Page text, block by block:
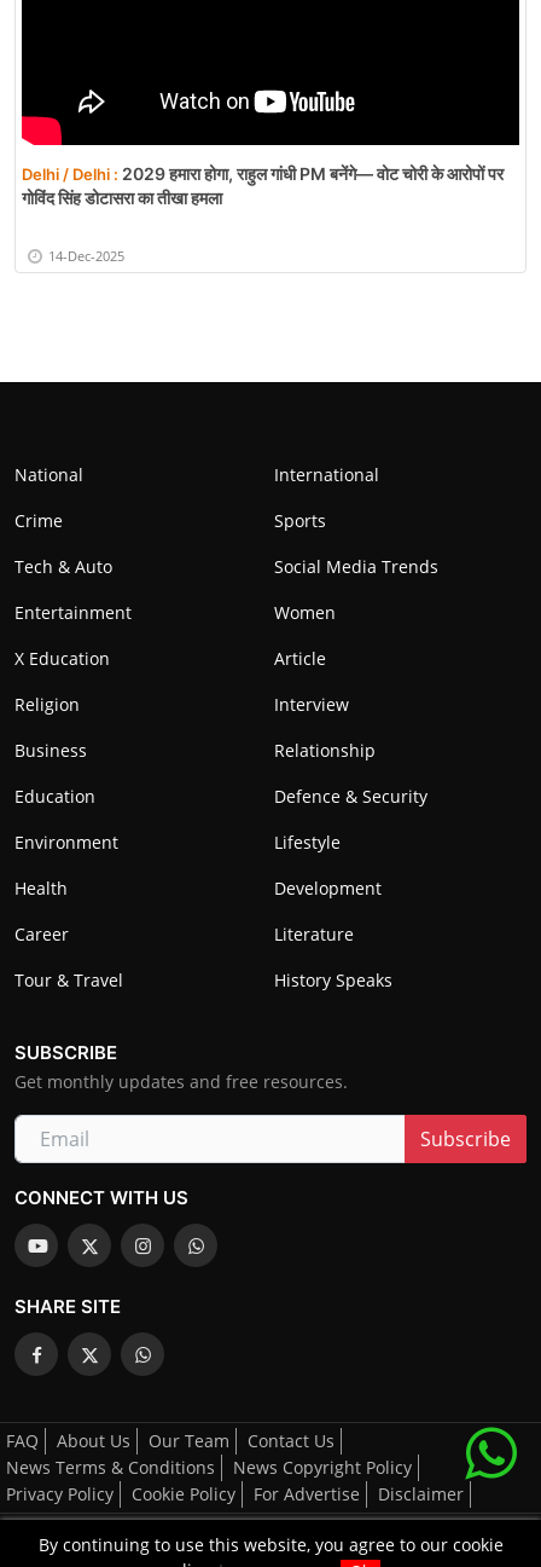
Delhi / Delhi : 2029 हमारा होगा, राहुल गांधी PM बनेंगे— वोट चोरी के आरोपों पर
गोविंद सिंह डोटासरा का तीखा हमला
14-Dec-2025
National
International
Crime
Sports
Tech & Auto
Social Media Trends
Entertainment
Women
X Education
Article
Religion
Interview
Business
Relationship
Education
Defence & Security
Environment
Lifestyle
Health
Development
Career
Literature
Tour & Travel
History Speaks
SUBSCRIBE
Get monthly updates and free resources.
Subscribe
CONNECT WITH US
SHARE SITE
FAQ About Us Our Team
Contact Us
News Terms & Conditions
News Copyright Policy
Privacy Policy
Cookie Policy For Advertise Disclaimer
All Right's Reserved By AGCNN © 2025-2026
By continuing to use this website, you agree to our cookie